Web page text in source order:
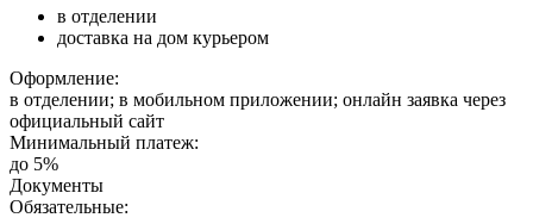
в отделении
доставка на дом курьером
Оформление:
в отделении; в мобильном приложении; онлайн заявка через
официальный сайт
Минимальный платеж:
до 5%
Документы
Обязательные: